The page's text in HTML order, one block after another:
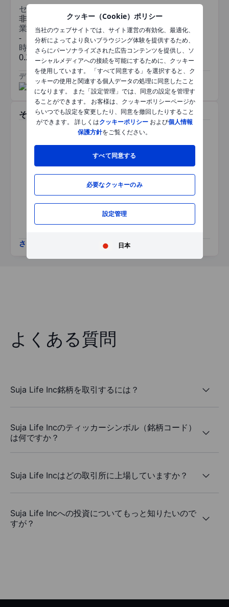
クッキー（Cookie）ポリシー
当社のウェブサイトでは、サイト運営の有効化、最適化、
分析によってより良いブラウジング体験を提供するため、
さらにパーソナライズされた広告コンテンツを提供し、ソ
ーシャルメディアへの接続を可能にするために、クッキー
を使用しています。 「すべて同意する」を選択すると、ク
ッキーの使用と関連する個人データの処理に同意したこと
になります。 また「設定管理」では、同意の設定を管理す
ることができます。 お客様は、クッキーポリシーページか
らいつでも設定を変更したり、同意を撤回したりすること
ができます。 詳しくはクッキーポリシー および個人情報
保護方針をご覧ください。
すべて同意する
必要なクッキーのみ
設定管理
日本
セクター
非耐久消費財
業種
-
時価総額
0.241792575bn
データ提供元 /
その他関連銘柄
本銘柄では情報はご参照いただ
けません。ページを更新する
か、時間をおいて再度お試しく
さらに表示
よくある質問
Suja Life Inc銘柄を取引するには？
Suja Life Incのティッカーシンボル（銘柄コード）
は何ですか？
Suja Life Incはどの取引所に上場していますか？
Suja Life Incへの投資についてもっと知りたいので
すが？